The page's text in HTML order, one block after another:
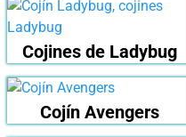
Cojines de Ladybug
Cojín Avengers